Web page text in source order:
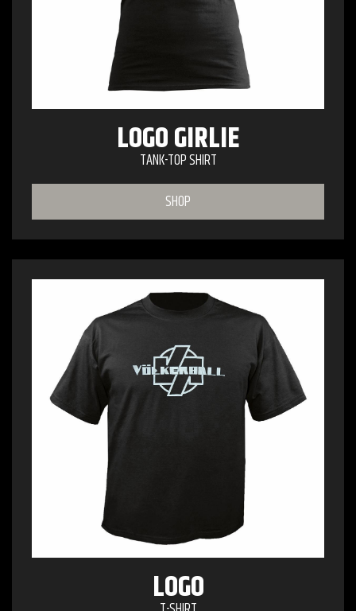
LOGO GIRLIE
TANK-TOP SHIRT
SHOP
LOGO